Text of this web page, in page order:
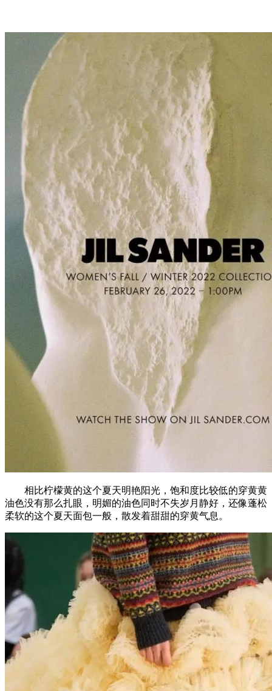
相比柠檬黄的这个夏天明艳阳光，饱和度比较低的穿黄黄
油色没有那么扎眼，明媚的油色同时不失岁月静好，还像蓬松
柔软的这个夏天面包一般，散发着甜甜的穿黄气息。